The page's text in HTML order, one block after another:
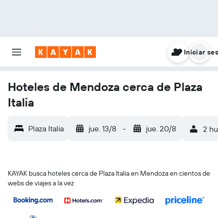
Iniciar
Hoteles de Mendoza cerca de Plaza
Italia
Plaza Italia jue. 13/8 - jue. 20/8 2
KAYAK busca hoteles cerca de Plaza Italia en Mendoza en cientos de
webs de viajes a la vez